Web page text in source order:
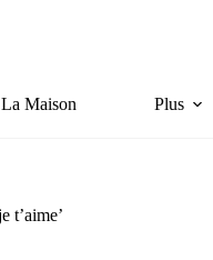
La Maison Plus
t’aime’